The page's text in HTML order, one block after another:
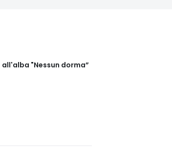
all'alba "Nessun dorma”